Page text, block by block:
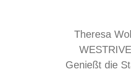
Theresa
Genießt die